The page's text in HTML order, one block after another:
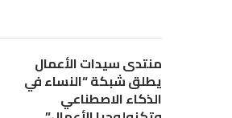
منتدى سيدات الأعمال
يطلق شبكة “النساء في
الذكاء الاصطناعي